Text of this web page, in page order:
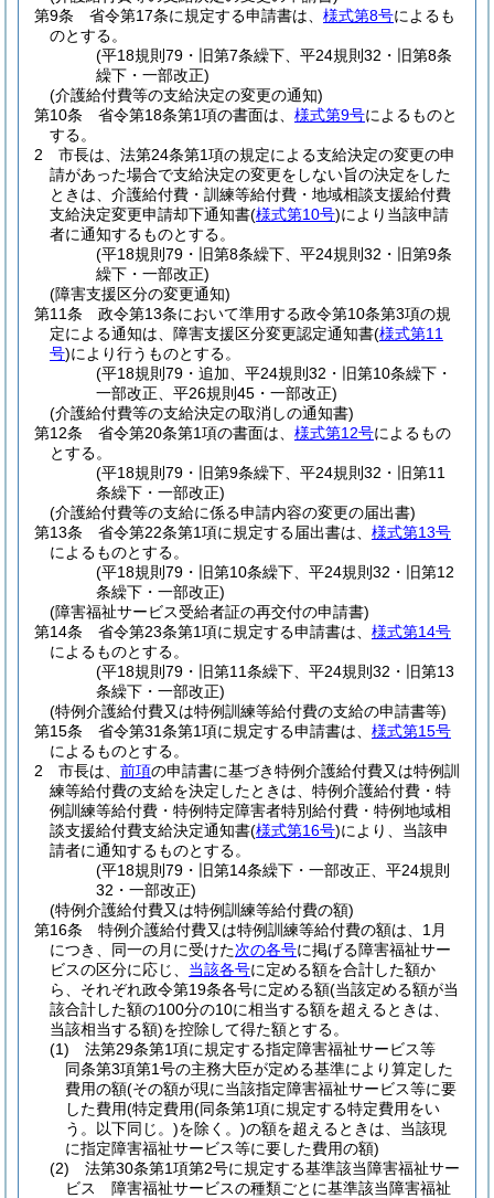
第9条
省令第17条に規定する申請書は、 様式第8号によるも
のとする。
(平18規則79・旧第7条繰下、平24規則32・旧第8条
繰下・一部改正)
(介護給付費等の支給決定の変更の通知)
第10条
省令第18条第1項の書面は、 様式第9号によるものと
する。
2
市長は、法第24条第1項の規定による支給決定の変更の申
請があった場合で支給決定の変更をしない旨の決定をした
ときは、介護給付費・訓練等給付費・地域相談支援給付費
支給決定変更申請却下通知書(様式第10号)により当該申請
者に通知するものとする。
(平18規則79・旧第8条繰下、平24規則32・旧第9条
繰下・一部改正)
(障害支援区分の変更通知)
第11条
政令第13条において準用する政令第10条第3項の規
定による通知は、障害支援区分変更認定通知書(様式第11
号)により行うものとする。
(平18規則79・追加、平24規則32・旧第10条繰下・
一部改正、平26規則45・一部改正)
(介護給付費等の支給決定の取消しの通知書)
第12条
省令第20条第1項の書面は、 様式第12号によるもの
とする。
(平18規則79・旧第9条繰下、平24規則32・旧第11
条繰下・一部改正)
(介護給付費等の支給に係る申請内容の変更の届出書)
第13条
省令第22条第1項に規定する届出書は、 様式第13号
によるものとする。
(平18規則79・旧第10条繰下、平24規則32・旧第12
条繰下・一部改正)
(障害福祉サービス受給者証の再交付の申請書)
第14条
省令第23条第1項に規定する申請書は、 様式第14号
によるものとする。
(平18規則79・旧第11条繰下、平24規則32・旧第13
条繰下・一部改正)
(特例介護給付費又は特例訓練等給付費の支給の申請書等)
第15条
省令第31条第1項に規定する申請書は、 様式第15号
によるものとする。
2
市長は、 前項の申請書に基づき特例介護給付費又は特例訓
練等給付費の支給を決定したときは、特例介護給付費・特
例訓練等給付費・特例特定障害者特別給付費・特例地域相
談支援給付費支給決定通知書(様式第16号)により、当該申
請者に通知するものとする。
(平18規則79・旧第14条繰下・一部改正、平24規則
32・一部改正)
(特例介護給付費又は特例訓練等給付費の額)
第16条
特例介護給付費又は特例訓練等給付費の額は、1月
につき、同一の月に受けた次の各号に掲げる障害福祉サー
ビスの区分に応じ、 当該各号に定める額を合計した額か
ら、それぞれ政令第19条各号に定める額(当該定める額が当
該合計した額の100分の10に相当する額を超えるときは、
当該相当する額)を控除して得た額とする。
(1)
法第29条第1項に規定する指定障害福祉サービス等
同条第3項第1号の主務大臣が定める基準により算定した
費用の額(その額が現に当該指定障害福祉サービス等に要
した費用(特定費用(同条第1項に規定する特定費用をい
う。以下同じ。)を除く。)の額を超えるときは、当該現
に指定障害福祉サービス等に要した費用の額)
(2)
法第30条第1項第2号に規定する基準該当障害福祉サー
ビス 障害福祉サービスの種類ごとに基準該当障害福祉